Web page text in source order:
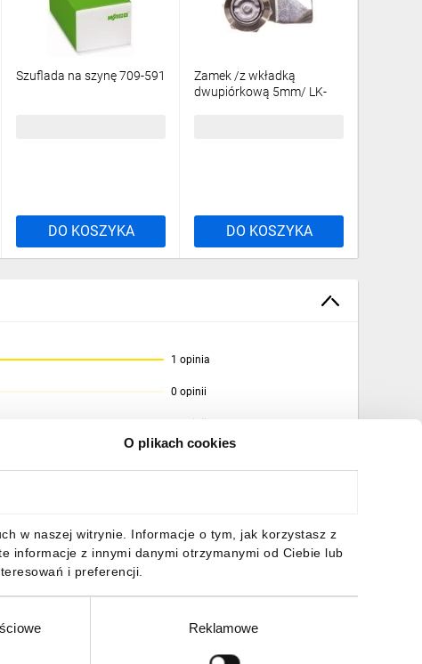
O plikach cookies
w naszej witrynie. Informacje o tym, jak korzystasz z
informacje z innymi danymi otrzymanymi od Ciebie lub
i preferencji.
Reklamowe
Szuflada na szynę 709-591
DO KOSZYKA
Zamek /z wkładką
dwupiórkową 5mm/ LK-
DO KOSZYKA
1 opinia
0 opinii